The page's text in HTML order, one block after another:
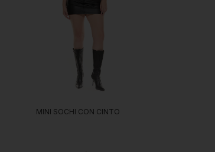
MINI SOCHI CON CINTO